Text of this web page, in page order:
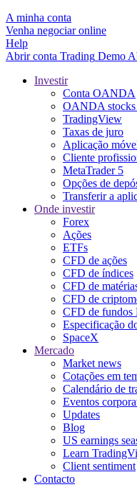
A minha conta
Venha negociar online
Help
Abrir conta Trading Demo
Investir
Conta OANDA
OANDA stocks
TradingView
Taxas de juro
Aplicação
Cliente
MetaTrader 5
Opções de
Transferir a
Onde investir
Forex
Ações
ETFs
CFD de ações
CFD de índices
CFD de
CFD de
CFD de fundos
Especificação
SpaceX
Mercado
Market news
Cotações em
Calendário de
Eventos
Updates
Blog
US earnings
Learn
Client sentiment
Contacto